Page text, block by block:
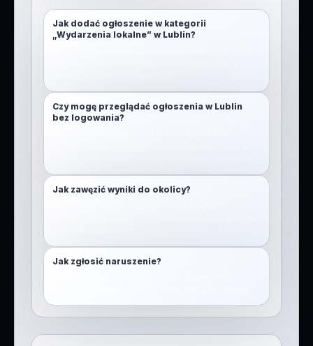
Jak dodać ogłoszenie w kategorii
„Wydarzenia lokalne” w Lublin?
Czy mogę przeglądać ogłoszenia w Lublin
bez logowania?
Jak zawęzić wyniki do okolicy?
Jak zgłosić naruszenie?